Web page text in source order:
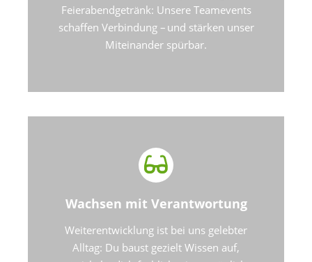
Feierabendgetränk: Unsere Teamevents
schaffen Verbindung – und stärken unser
Miteinander spürbar.
Wachsen mit Verantwortung
Weiterentwicklung ist bei uns gelebter
Alltag: Du baust gezielt Wissen auf,